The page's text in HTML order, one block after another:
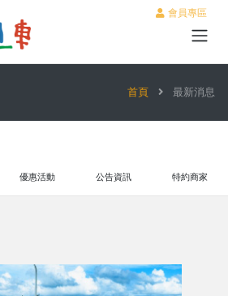
會員專區
首頁 最新消息
優惠活動 公告資訊 特約商家